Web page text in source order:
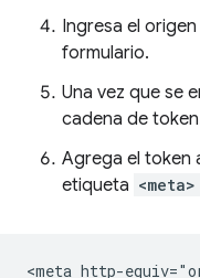
Ingresa el
formulario.
Una vez que se
cadena de
Agrega el token
etiqueta <meta>